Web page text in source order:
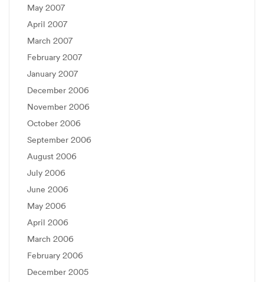
May 2007
April 2007
March 2007
February 2007
January 2007
December 2006
November 2006
October 2006
September 2006
August 2006
July 2006
June 2006
May 2006
April 2006
March 2006
February 2006
December 2005